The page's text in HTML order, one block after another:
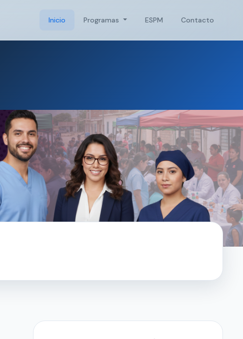
Inicio Programas ESPM Contacto